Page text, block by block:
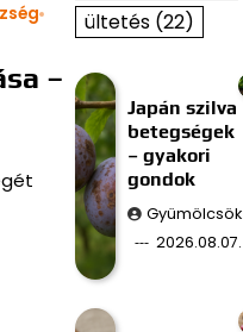
–
ültetés(22)
Japán szilva
betegségek
– gyakori
gondok
Gyümölcsök
2026.08.07.